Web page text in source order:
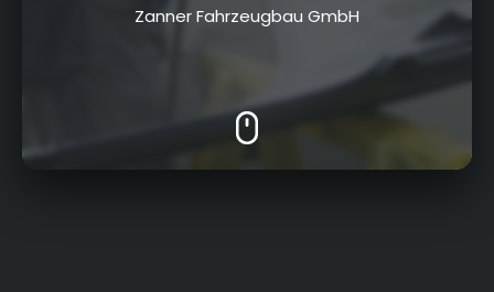
Zanner Fahrzeugbau GmbH